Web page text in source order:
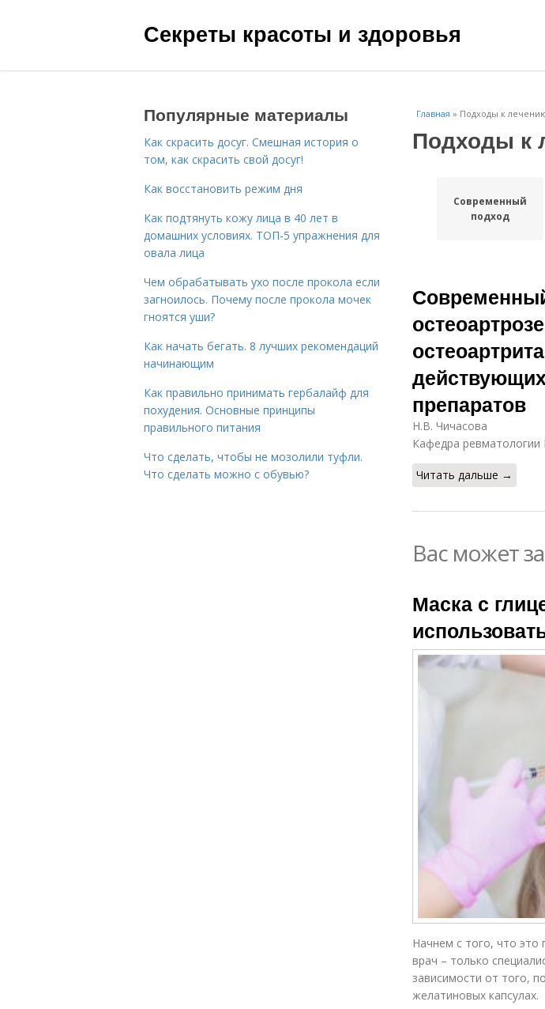
Секреты красоты и здоровья
Главная » Подходы к
Подходы к
Современный
подход
препаратов
Н.В. Чичасова
Кафедра
Читать дальше →
Вас может
Маска с
Начнем с того, что это
врач – только
зависимости от того,
желатиновых капсулах.
Популярные материалы
Как скрасить досуг. Смешная история о
том, как скрасить свой досуг!
Как восстановить режим дня
Как подтянуть кожу лица в 40 лет в
домашних условиях. ТОП-5 упражнения для
овала лица
Чем обрабатывать ухо после прокола если
загноилось. Почему после прокола мочек
гноятся уши?
Как начать бегать. 8 лучших рекомендаций
начинающим
Как правильно принимать гербалайф для
похудения. Основные принципы
правильного питания
Что сделать, чтобы не мозолили туфли.
Что сделать можно с обувью?